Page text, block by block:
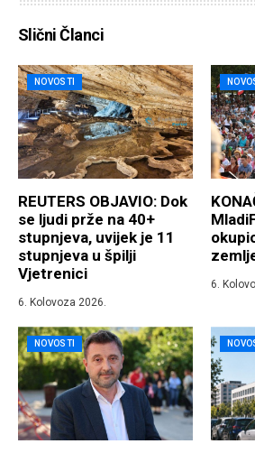
Slični Članci
NOVOSTI
REUTERS OBJAVIO: Dok
se ljudi prže na 40+
stupnjeva, uvijek je 11
stupnjeva u špilji
Vjetrenici
6. Kolovoza 2026.
6.
NOVOSTI